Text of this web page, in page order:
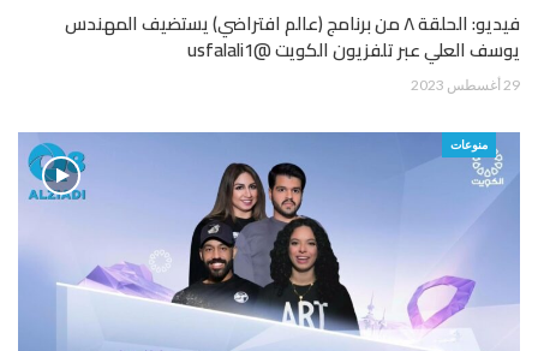
فيديو: الحلقة ٨ من برنامج (عالم افتراضي) يستضيف المهندس
يوسف العلي عبر تلفزيون الكويت @usfalali1
29 أغسطس 2023
منوعات